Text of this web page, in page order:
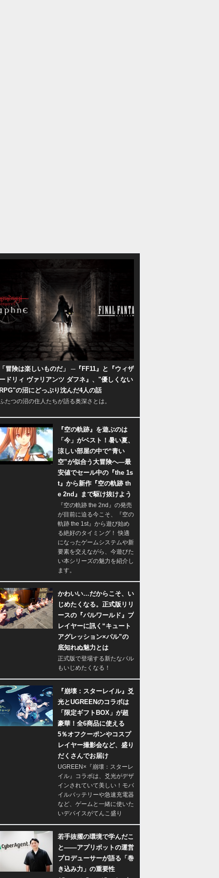
「冒険は楽しいものだ」 ─『FF11』と『ウィザ
ードリィ ヴァリアンツ ダフネ』、"優しくない
RPG"の沼にどっぷり沈んだ4人の話
たつの沼の住人たちが語る奥深さとは。
『空の軌跡』を遊ぶのは
「今」がベスト！暑い夏、
涼しい部屋の中で“青い
空”が似合う大冒険へ―最
安値でセール中の『the 1s
t』から新作『空の軌跡 th
e 2nd』まで駆け抜けよう
『空の軌跡 the 2nd』の発売
が目前に迫る今こそ、『空の
軌跡 the 1st』から遊び始め
る絶好のタイミング！ 快適
になったゲームシステムや新
要素を交えながら、今遊びた
い本シリーズの魅力を紹介し
ます。
かわいい…だからこそ、い
じめたくなる。正式版リリ
ースの『パルワールド』プ
レイヤーに訊く“キュート
アグレッション×パル”の
底知れぬ魅力とは
正式版で登場する新たなパル
もいじめたくなる！
『崩壊：スターレイル』爻
光とUGREENのコラボは
「限定ギフトBOX」が超
豪華！全6商品に使える
5％オフクーポンやコスプ
レイヤー撮影会など、盛り
だくさんでお届け
UGREEN×『崩壊：スターレ
イル』コラボは、爻光がデザ
インされていて美しい！モバ
イルバッテリーや急速充電器
など、ゲームと一緒に使いた
いデバイスがてんこ盛り
若手抜擢の環境で学んだこ
と――アプリボットの運営
プロデューサーが語る「巻
き込み力」の重要性